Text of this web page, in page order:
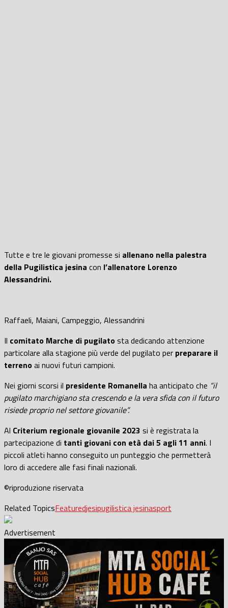
Tutte e tre le giovani promesse si allenano nella palestra
della Pugilistica jesina con l’allenatore Lorenzo
Alessandrini.
Raffaeli, Maiani, Campeggio, Alessandrini
Il comitato Marche di pugilatosta dedicando attenzione
particolare alla stagione più verde del pugilato per preparare il
terrenoai nuovi futuri campioni.
Nei giorni scorsi il presidente Romanella ha anticipato che “il
pugilato marchigiano sta crescendo e la vera sfida con il futuro
risiede proprio nel settore giovanile”.
Al Criterium regionale giovanile 2023 si è registrata la
partecipazione di tanti giovani con età dai 5 agli 11 anni. I
piccoli atleti hanno conseguito un punteggio che permetterà
loro di accedere alle fasi finali nazionali.
©riproduzione riservata
Related TopicsFeaturedjesipugilistica jesinasport
Advertisement